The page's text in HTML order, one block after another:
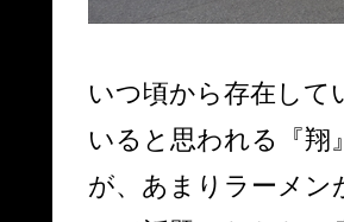
いつ頃から存在して
いると思われる『翔
が、あまりラーメン